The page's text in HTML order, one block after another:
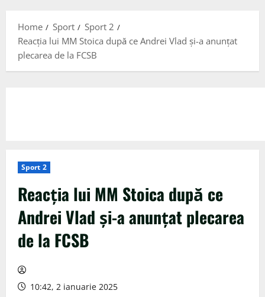
Home Sport
Sport 2
Reacția lui MM Stoica după ce Andrei Vlad și-a anunțat
plecarea de la FCSB
Sport 2
Reacția lui MM Stoica după ce
Andrei Vlad și-a anunțat plecarea
de la FCSB
10:42, 2 ianuarie 2025